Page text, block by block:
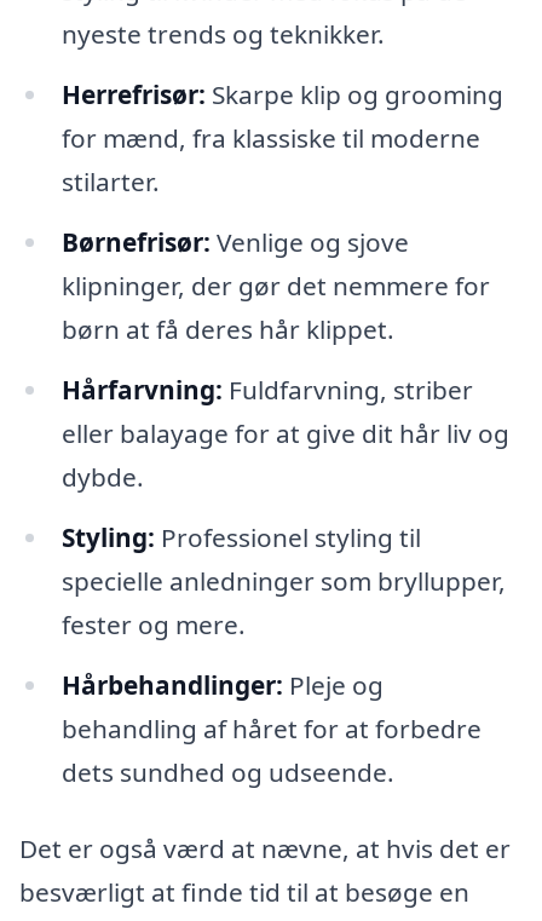
nyeste trends og teknikker.
Herrefrisør: Skarpe klip og grooming
for mænd, fra klassiske til moderne
stilarter.
Børnefrisør: Venlige og sjove
klipninger, der gør det nemmere for
børn at få deres hår klippet.
Hårfarvning: Fuldfarvning, striber
eller balayage for at give dit hår liv og
dybde.
Styling: Professionel styling til
specielle anledninger som bryllupper,
fester og mere.
Hårbehandlinger: Pleje og
behandling af håret for at forbedre
dets sundhed og udseende.
Det er også værd at nævne, at hvis det er
besværligt at finde tid til at besøge en